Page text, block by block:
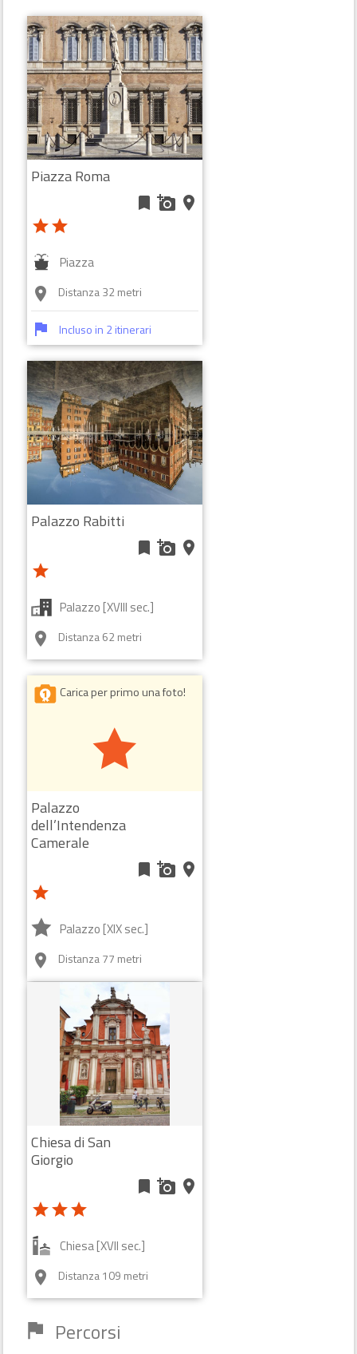
Piazza Roma
bookmark add_a_photo place
starstar
Piazza
room Distanza 32 metri
flag Incluso in 2 itinerari
Palazzo Rabitti
bookmark add_a_photo place
star
Palazzo [XVIII sec.]
room Distanza 62 metri
Carica per primo una foto!
Palazzo
dell’Intendenza
Camerale
bookmark add_a_photo place
star
Palazzo [XIX sec.]
room Distanza 77 metri
Chiesa di San
Giorgio
bookmark add_a_photo place
starstarstar
Chiesa [XVII sec.]
room Distanza 109 metri
flag Percorsi